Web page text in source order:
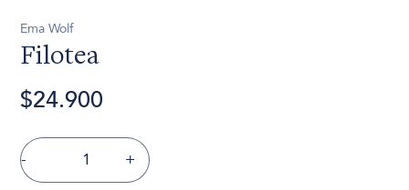
Ema Wolf
Filotea
$24.900
- +